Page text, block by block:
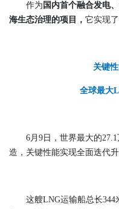
作为 国内首个融合发电
海生态治理的项目 ， 它实现
关键
全球最大
6月9日，世界最大的27.1
造，关键性能实现全面迭代
这艘LNG运输船总长344